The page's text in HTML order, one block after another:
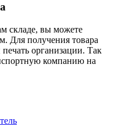
складе, вы можете
Для получения товара
организации. Так
компанию на